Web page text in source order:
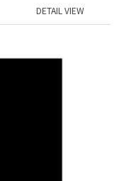
DETAIL VIEW